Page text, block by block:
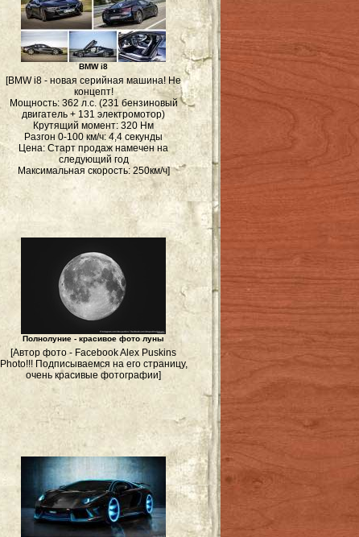
BMW i8
[BMW i8 - новая серийная машина! Не
концепт!
Мощность: 362 л.с. (231 бензиновый
двигатель + 131 электромотор)
Крутящий момент: 320 Нм
Разгон 0-100 км/ч: 4,4 секунды
Цена: Старт продаж намечен на
следующий год
Максимальная скорость: 250км/ч]
Полнолуние - красивое фото луны
[Автор фото - Facebook Alex Puskins
Photo!!! Подписываемся на его страницу,
очень красивые фотографии]